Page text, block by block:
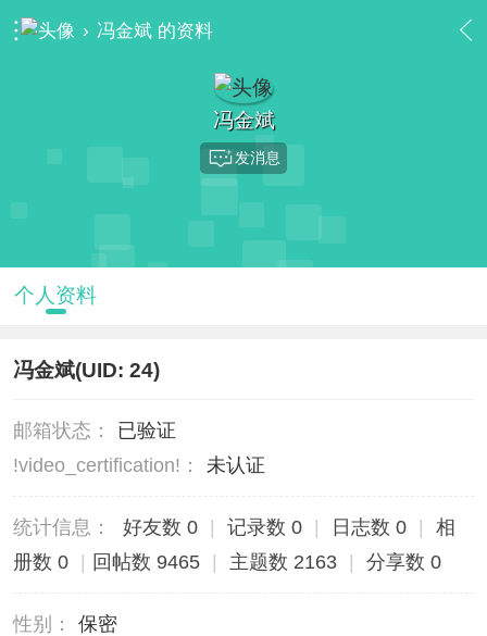
› 冯金斌 的资料
冯金斌
发消息
个人资料
冯金斌(UID: 24)
邮箱状态：
已验证
!video_certification!：
未认证
统计信息： 好友数 0 | 记录数 0 | 日志数 0 |
相
册数 0
| 回帖数 9465 | 主题数 2163 | 分享数 0
性别：
保密